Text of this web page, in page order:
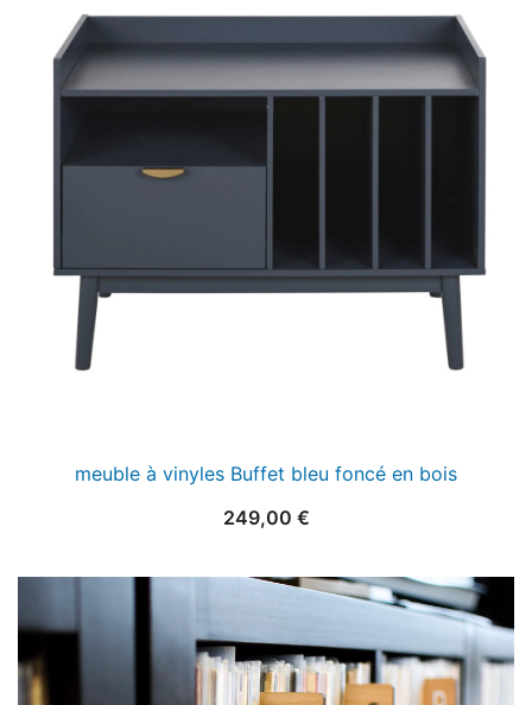
meuble à vinyles Buffet bleu foncé en bois
249,00 €